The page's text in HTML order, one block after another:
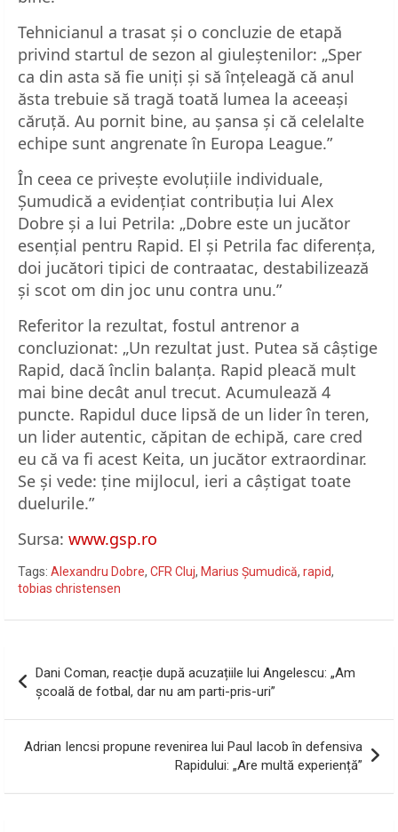
Tehnicianul a trasat și o concluzie de etapă
privind startul de sezon al giuleștenilor: „Sper
ca din asta să fie uniți și să înțeleagă că anul
ăsta trebuie să tragă toată lumea la aceeași
căruță. Au pornit bine, au șansa și că celelalte
echipe sunt angrenate în Europa League.”
În ceea ce privește evoluțiile individuale,
Șumudică a evidențiat contribuția lui Alex
Dobre și a lui Petrila: „Dobre este un jucător
esențial pentru Rapid. El și Petrila fac diferența,
doi jucători tipici de contraatac, destabilizează
și scot om din joc unu contra unu.”
Referitor la rezultat, fostul antrenor a
concluzionat: „Un rezultat just. Putea să câștige
Rapid, dacă înclin balanța. Rapid pleacă mult
mai bine decât anul trecut. Acumulează 4
puncte. Rapidul duce lipsă de un lider în teren,
un lider autentic, căpitan de echipă, care cred
eu că va fi acest Keita, un jucător extraordinar.
Se și vede: ține mijlocul, ieri a câștigat toate
duelurile.”
Sursa: www.gsp.ro
Tags: Alexandru Dobre, CFR Cluj, Marius Șumudică, rapid,
tobias christensen
în
articole
Dani Coman, reacție după acuzațiile lui Angelescu: „Am
școală de fotbal, dar nu am parti-pris-uri”
Adrian Iencsi propune revenirea lui Paul Iacob în defensiva
Rapidului: „Are multă experiență”